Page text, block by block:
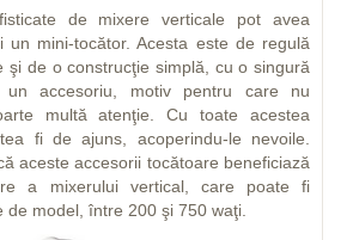
de mixere verticale pot avea
un mini-tocător. Acesta este de regulă
şi de o construcţie simplă, cu o singură
accesoriu, motiv pentru care nu
multă atenţie. Cu toate acestea
fi de ajuns, acoperindu-le nevoile.
aceste accesorii tocătoare beneficiază
a mixerului vertical, care poate fi
de model, între 200 şi 750 waţi.